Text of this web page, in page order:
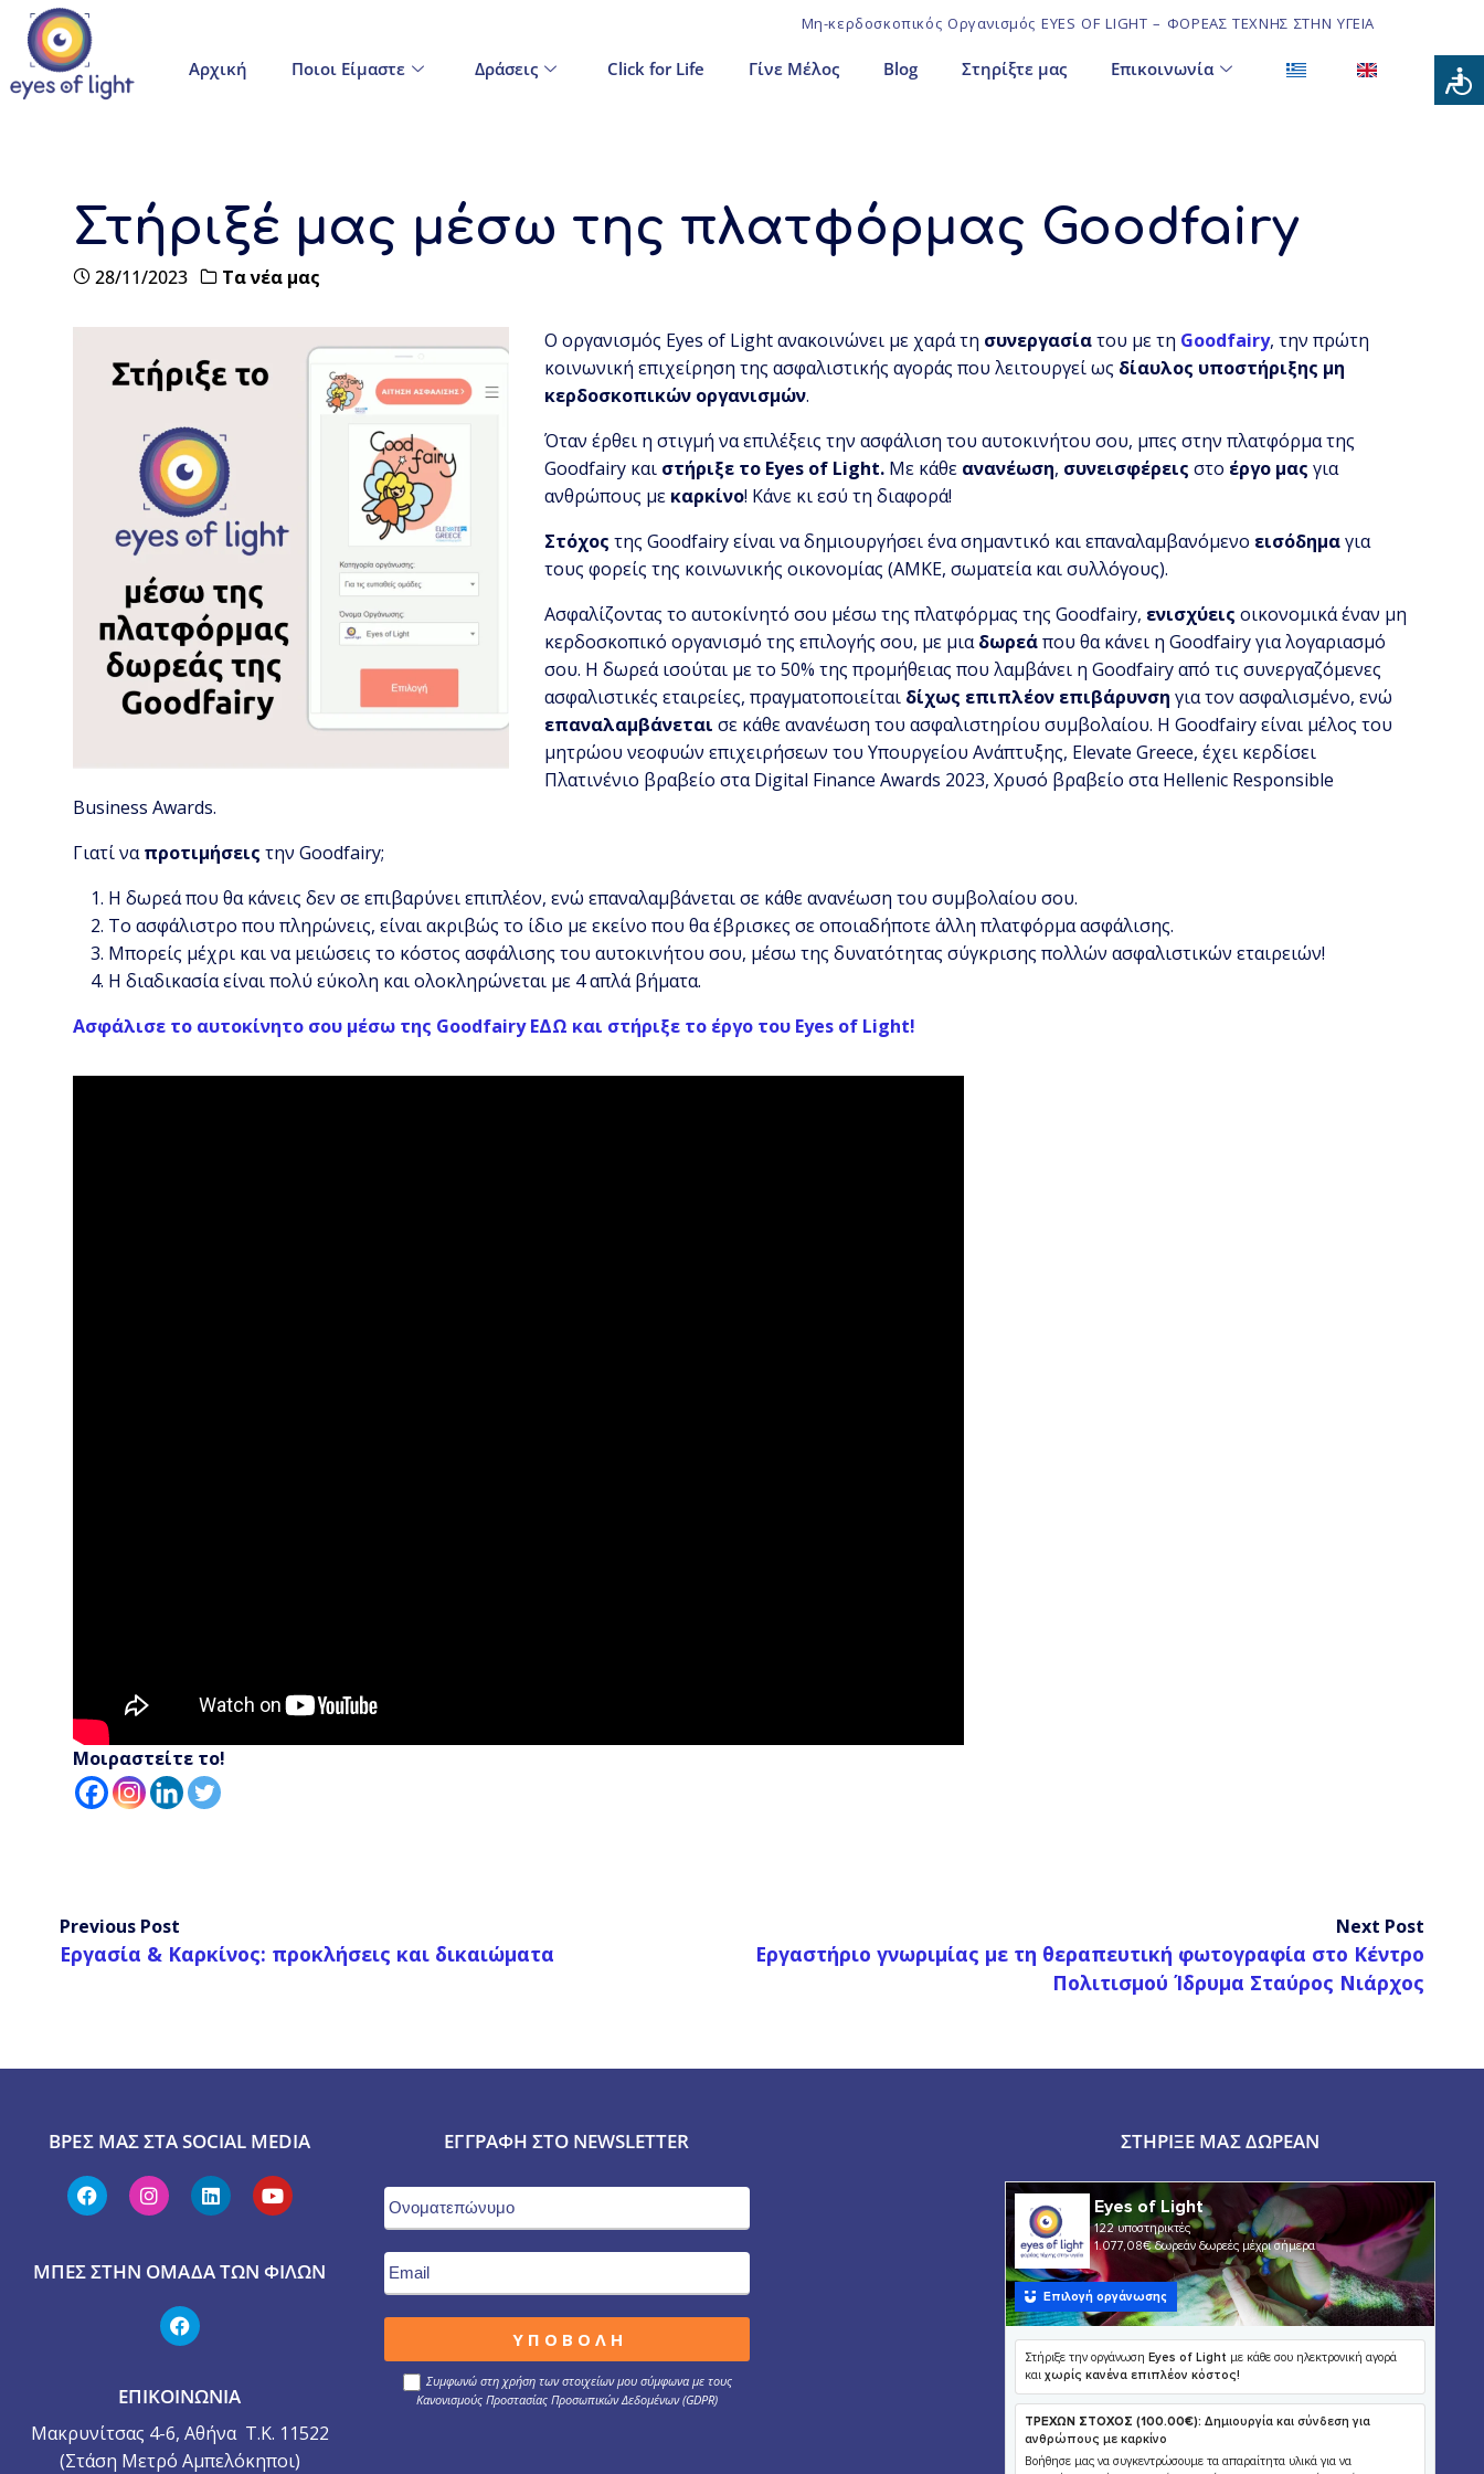
Μη-κερδοσκοπικός Οργανισμός EYES OF LIGHT – ΦΟΡΕΑΣ ΤΕΧΝΗΣ ΣΤΗΝ ΥΓΕΙΑ
Αρχική Ποιοι Είμαστε Δράσεις Click for Life Γίνε Μέλος Blog Στηρίξτε μας Επικοινωνία
Στήριξέ μας μέσω της πλατφόρμας Goodfairy
28/11/2023 Τα νέα μας
Ο οργανισμός Eyes of Light ανακοινώνει με χαρά τη συνεργασίατου με τη Goodfairy, την πρώτη
κοινωνική επιχείρηση της ασφαλιστικής αγοράς που λειτουργεί ως δίαυλος υποστήριξης μη
κερδοσκοπικών οργανισμών.
Όταν έρθει η στιγμή να επιλέξεις την ασφάλιση του αυτοκινήτου σου, μπες στην πλατφόρμα της
Goodfairy και στήριξε το Eyes of Light. Με κάθε ανανέωση, συνεισφέρεις στο έργο μας για
ανθρώπους με καρκίνο! Κάνε κι εσύ τη διαφορά!
Στόχος της Goodfairy είναι να δημιουργήσει ένα σημαντικό και επαναλαμβανόμενο εισόδημαγια
τους φορείς της κοινωνικής οικονομίας (ΑΜΚΕ, σωματεία και συλλόγους).
Ασφαλίζοντας το αυτοκίνητό σου μέσω της πλατφόρμας της Goodfairy, ενισχύεις οικονομικά έναν μη
κερδοσκοπικό οργανισμό της επιλογής σου, με μιαδωρεάπου θα κάνει η Goodfairy για λογαριασμό
σου. Η δωρεά ισούται με το 50% της προμήθειας που λαμβάνει η Goodfairy από τις συνεργαζόμενες
ασφαλιστικές εταιρείες, πραγματοποιείται δίχως επιπλέον επιβάρυνση για τον ασφαλισμένο, ενώ
επαναλαμβάνεται σε κάθε ανανέωση του ασφαλιστηρίου συμβολαίου. Η Goodfairy είναι μέλος του
μητρώου νεοφυών επιχειρήσεων του Υπουργείου Ανάπτυξης, Elevate Greece, έχει κερδίσει
Πλατινένιο βραβείο στα Digital Finance Awards 2023, Χρυσό βραβείο στα Hellenic Responsible
Business Awards.
Γιατί ναπροτιμήσεις την Goodfairy;
Η δωρεά που θα κάνεις δεν σε επιβαρύνει επιπλέον, ενώ επαναλαμβάνεται σε κάθε ανανέωση του συμβολαίου σου.
Το ασφάλιστρο που πληρώνεις, είναι ακριβώς το ίδιο με εκείνο που θα έβρισκες σε οποιαδήποτε άλλη πλατφόρμα ασφάλισης.
Μπορείς μέχρι και να μειώσεις το κόστος ασφάλισης του αυτοκινήτου σου, μέσω της δυνατότητας σύγκρισης πολλών ασφαλιστικών εταιρειών!
Η διαδικασία είναι πολύ εύκολη και ολοκληρώνεται με 4 απλά βήματα.
Ασφάλισε το αυτοκίνητο σου μέσω της Goodfairy ΕΔΩ και στήριξε το έργο του Eyes of Light!
Μοιραστείτε το!
Previous Post
Εργασία & Καρκίνος: προκλήσεις και δικαιώματα
Next Post
Εργαστήριο γνωριμίας με τη θεραπευτική φωτογραφία στο Κέντρο
Πολιτισμού Ίδρυμα Σταύρος Νιάρχος
ΒΡΕΣ ΜΑΣ ΣΤΑ SOCIAL MEDIA
ΜΠΕΣ ΣΤΗΝ ΟΜΆΔΑ ΤΩΝ ΦΊΛΩΝ
ΕΠΙΚΟΙΝΩΝΙΑ
Μακρυνίτσας 4-6, Αθήνα Τ.Κ. 11522
(Στάση Μετρό Αμπελόκηποι)
ΕΓΓΡΑΦΉ ΣΤΟ NEWSLETTER
Συμφωνώ στη χρήση των στοιχείων μου σύμφωνα με τους
Κανονισμούς Προστασίας Προσωπικών Δεδομένων (GDPR)
ΣΤΉΡΙΞΕ ΜΑΣ ΔΩΡΕΆΝ